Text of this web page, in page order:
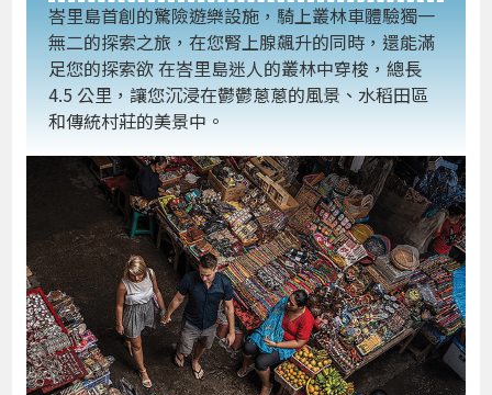
峇里島首創的驚險遊樂設施，騎上叢林車體驗獨一
無二的探索之旅，在您腎上腺飆升的同時，還能滿
足您的探索欲 在峇里島迷人的叢林中穿梭，總長
4.5 公里，讓您沉浸在鬱鬱蔥蔥的風景、水稻田區
和傳統村莊的美景中。